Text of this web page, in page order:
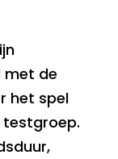
met de
het spel
testgroep.